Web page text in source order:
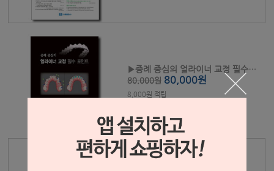
▶증례 중심의 얼라이너 교정 필수 포인트
80,000원 80,000원
8,000원 적립